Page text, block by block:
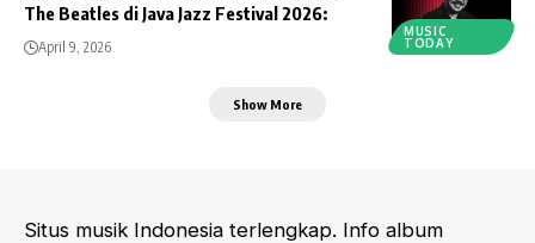
MUSIC
TODAY
The Beatles di Java Jazz Festival 2026:
April 9, 2026
Show More
Situs musik Indonesia terlengkap. Info album